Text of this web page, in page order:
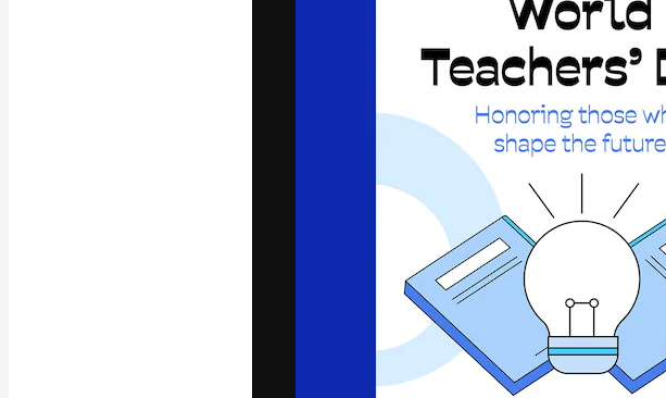
Copyright © 2010- Freepik Company S.L.U.